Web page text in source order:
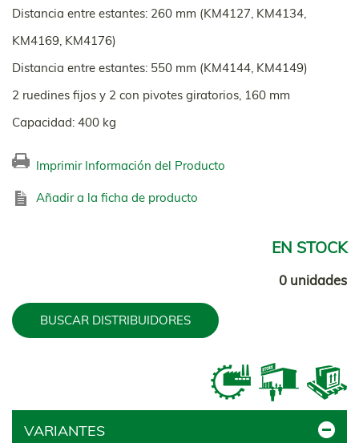
Distancia entre estantes: 260 mm (KM4127, KM4134,
KM4169, KM4176)
Distancia entre estantes: 550 mm (KM4144, KM4149)
2 ruedines fijos y 2 con pivotes giratorios, 160 mm
Capacidad: 400 kg
Imprimir Información del Producto
Añadir a la ficha de producto
EN STOCK
0 unidades
BUSCAR DISTRIBUIDORES
VARIANTES